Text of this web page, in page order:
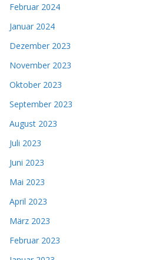
Februar 2024
Januar 2024
Dezember 2023
November 2023
Oktober 2023
September 2023
August 2023
Juli 2023
Juni 2023
Mai 2023
April 2023
März 2023
Februar 2023